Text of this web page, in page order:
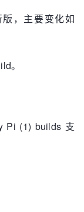
，主要变化如
。
Pi (1) builds 支